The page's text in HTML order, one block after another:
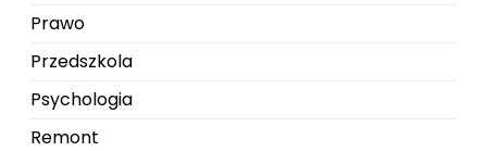
Prawo
Przedszkola
Psychologia
Remont